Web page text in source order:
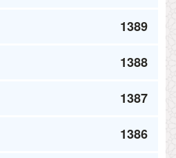
1389
1388
1387
1386